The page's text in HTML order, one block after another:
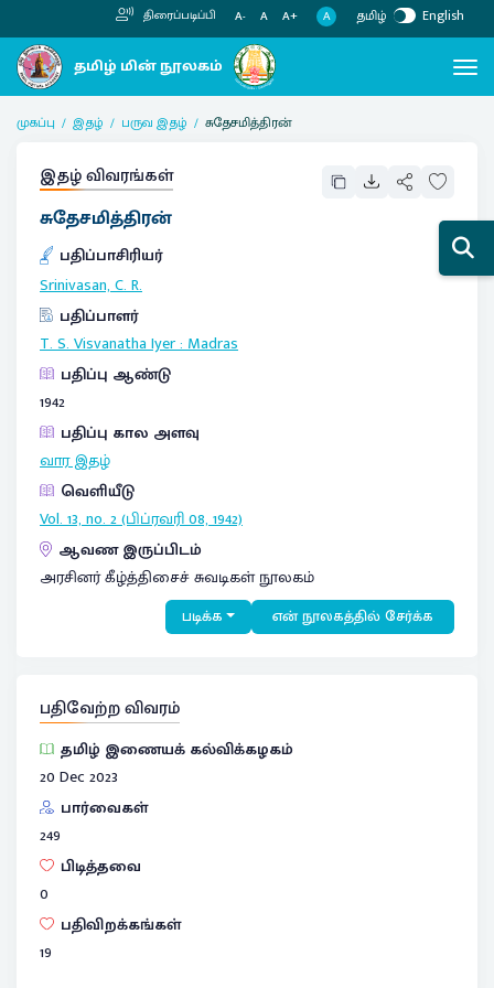
திரைப்படிப்பி A- A A+ A தமிழ் English
முகப்பு இதழ் பருவ இதழ் சுதேசமித்திரன்
இதழ் விவரங்கள்
சுதேசமித்திரன்
பதிப்பாசிரியர்
Srinivasan, C. R.
பதிப்பாளர்
T. S. Visvanatha Iyer:Madras
பதிப்பு ஆண்டு
1942
பதிப்பு கால அளவு
வார இதழ்
வெளியீடு
Vol. 13, no. 2 (பிப்ரவரி 08, 1942)
ஆவண இருப்பிடம்
அரசினர் கீழ்த்திசைச் சுவடிகள் நூலகம்
படிக்க என் நூலகத்தில் சேர்க்க
பதிவேற்ற விவரம்
தமிழ் இணையக் கல்விக்கழகம்
20 Dec 2023
பார்வைகள்
249
பிடித்தவை
0
பதிவிறக்கங்கள்
19